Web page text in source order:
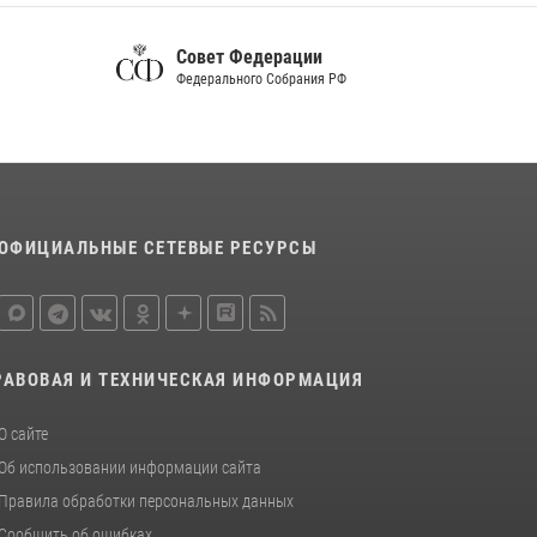
Руси
28 июля 2026, 13:17 4
Уполномоченный
по правам человека
СЕТЕВЫЕ РЕСУРСЫ
И ТЕХНИЧЕСКАЯ ИНФОРМАЦИЯ
О сайте
Об использовании информации сайта
Правила обработки персональных данных